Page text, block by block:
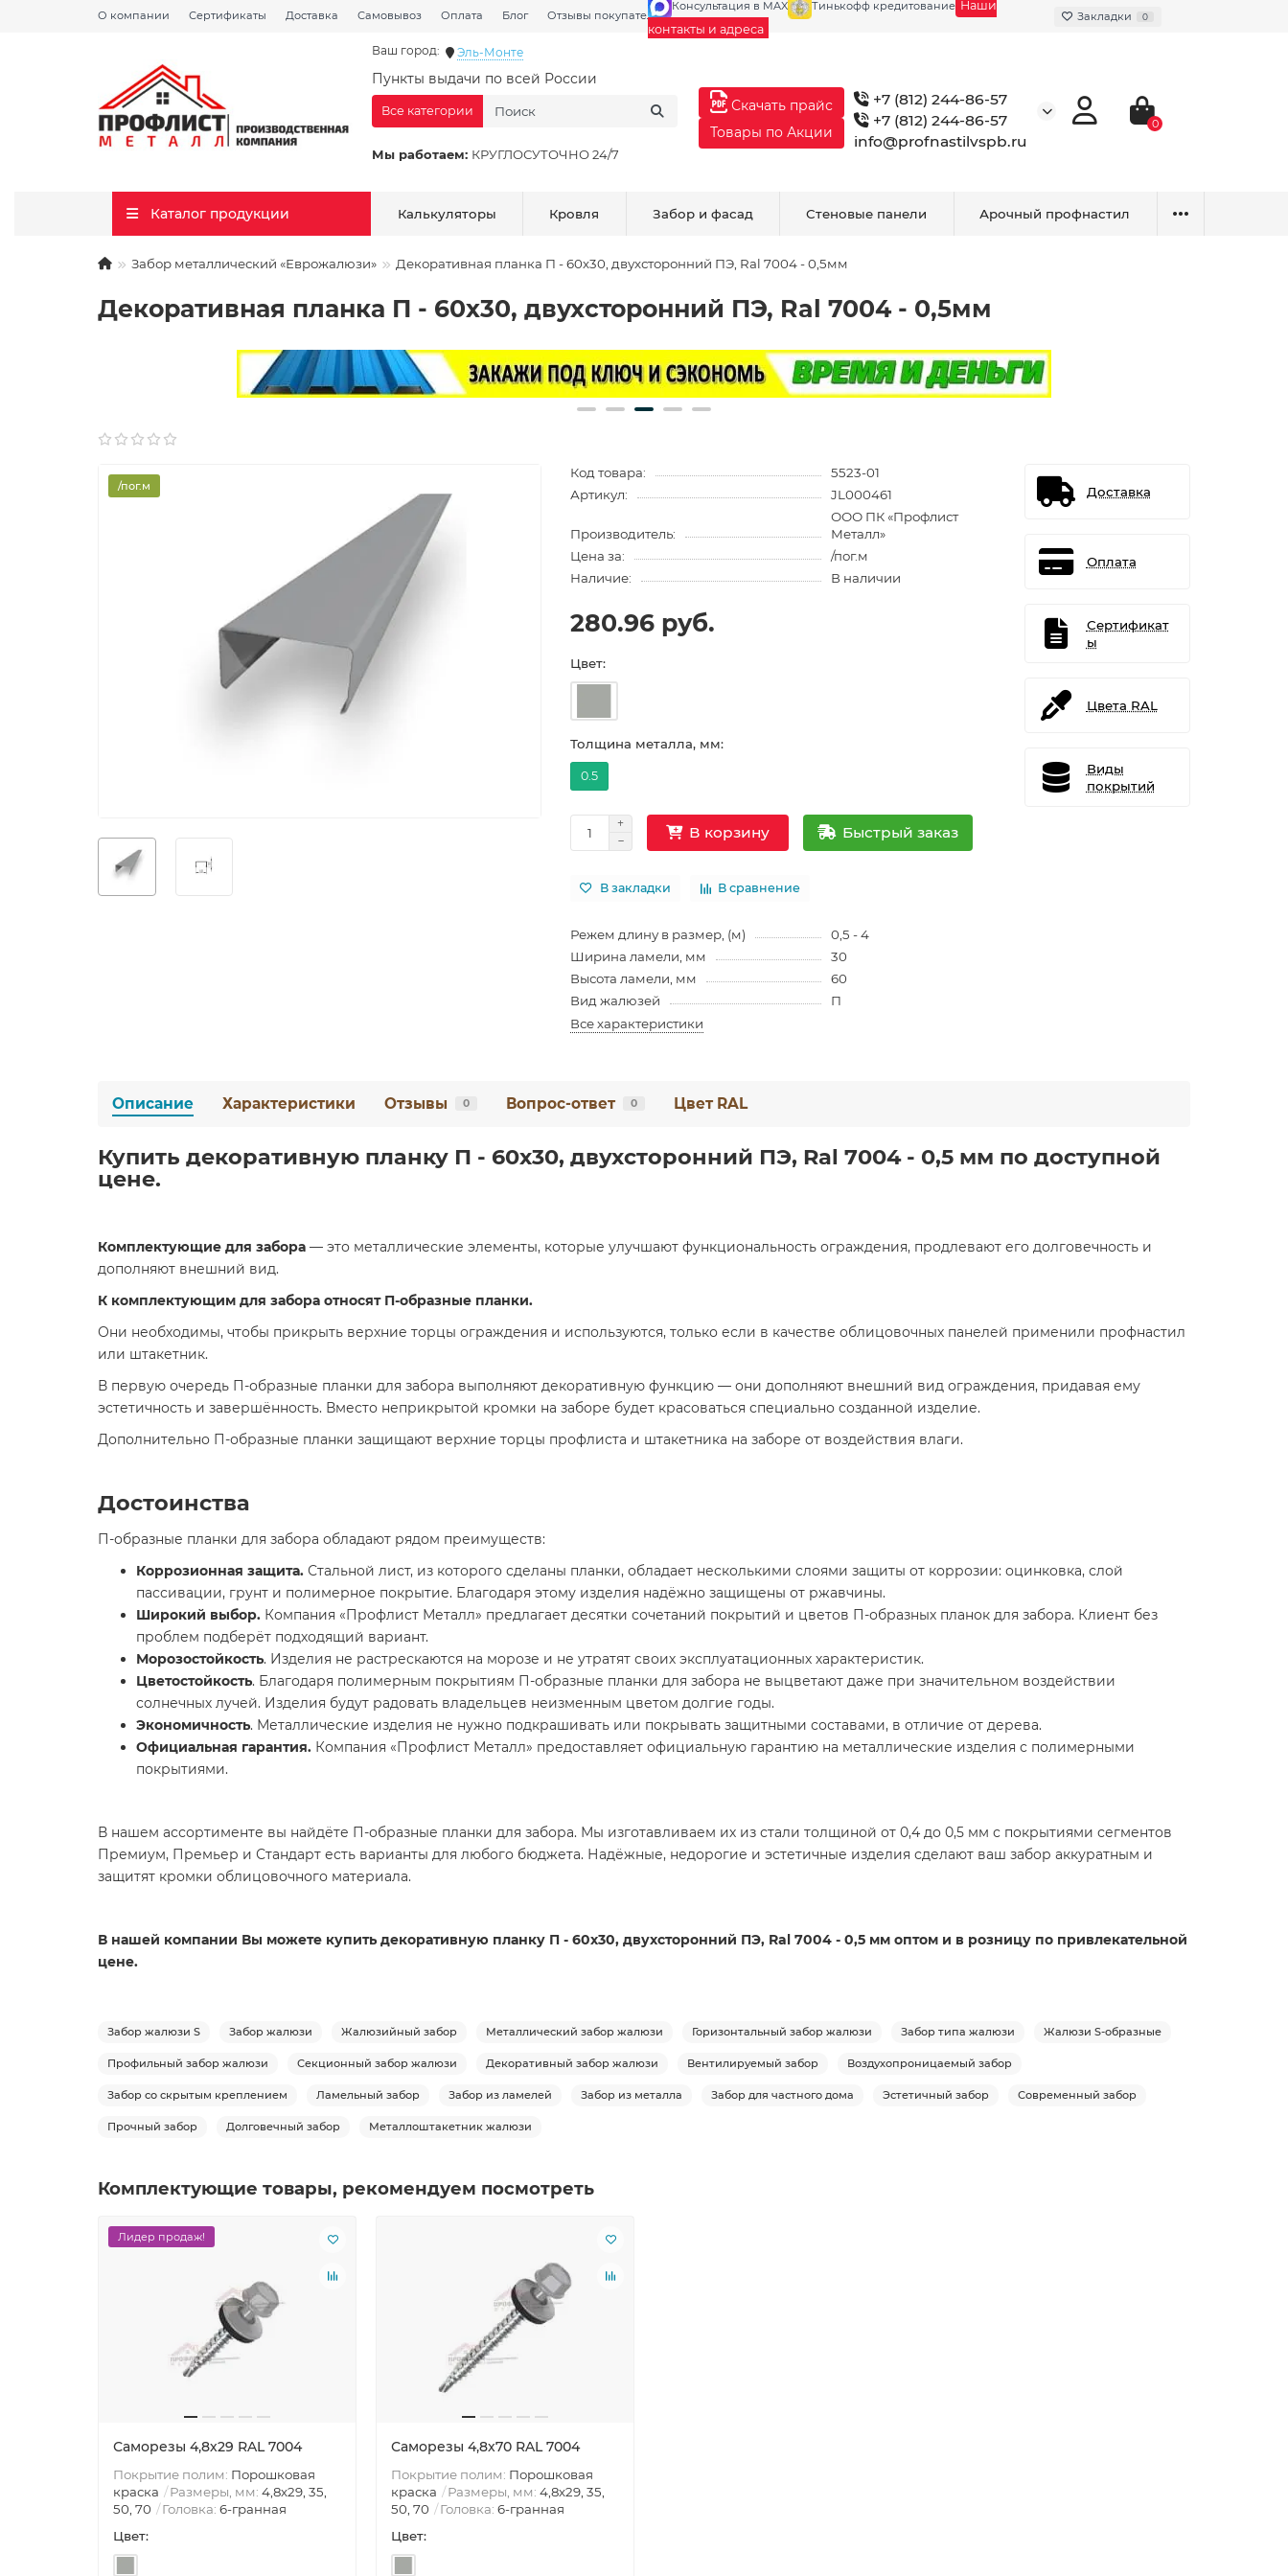
О компании Сертификаты Доставка Самовывоз Оплата Блог Отзывы покупателей Галерея
Консультация в MAX Тинькофф кредитование Наши
контакты и адреса
Закладки 0
Ваш город: Эль-Монте
Пункты выдачи по всей России
Мы работаем: КРУГЛОСУТОЧНО 24/7
Все категории
Скачать прайс
Товары по Акции
+7 (812) 244-86-57
+7 (812) 244-86-57
info@profnastilvspb.ru
0
Каталог продукции Калькуляторы Кровля Забор и фасад Стеновые панели Арочный профнастил
Забор металлический «Еврожалюзи» Декоративная планка П - 60х30, двухсторонний ПЭ, Ral 7004 - 0,5мм
Декоративная планка П - 60х30, двухсторонний ПЭ, Ral 7004 - 0,5мм
/пог.м
Код товара:
5523-01
Артикул:
JL000461
Производитель:
ООО ПК «Профлист
Металл»
Цена за:
/пог.м
Наличие:
В наличии
280.96 руб.
Цвет:
Толщина металла, мм:
0.5
В корзину Быстрый заказ
В закладки В сравнение
Режем длину в размер, (м)
0,5 - 4
Ширина ламели, мм
30
Высота ламели, мм
60
Вид жалюзей
П
Все характеристики
Доставка
Оплата
Сертификат
ы
Цвета RAL
Виды
покрытий
Описание Характеристики Отзывы 0 Вопрос-ответ 0 Цвет RAL
Купить декоративную планку П - 60х30, двухсторонний ПЭ, Ral 7004 - 0,5 мм по доступной
цене.
Комплектующие для забора — это металлические элементы, которые улучшают функциональность ограждения, продлевают его долговечность и
дополняют внешний вид.
К комплектующим для забора относят П-образные планки.
Они необходимы, чтобы прикрыть верхние торцы ограждения и используются, только если в качестве облицовочных панелей применили профнастил
или штакетник.
В первую очередь П-образные планки для забора выполняют декоративную функцию — они дополняют внешний вид ограждения, придавая ему
эстетичность и завершённость. Вместо неприкрытой кромки на заборе будет красоваться специально созданной изделие.
Дополнительно П-образные планки защищают верхние торцы профлиста и штакетника на заборе от воздействия влаги.
Достоинства
П-образные планки для забора обладают рядом преимуществ:
Коррозионная защита. Стальной лист, из которого сделаны планки, обладает несколькими слоями защиты от коррозии: оцинковка, слой
пассивации, грунт и полимерное покрытие. Благодаря этому изделия надёжно защищены от ржавчины.
Широкий выбор. Компания «Профлист Металл» предлагает десятки сочетаний покрытий и цветов П-образных планок для забора. Клиент без
проблем подберёт подходящий вариант.
Морозостойкость. Изделия не растрескаются на морозе и не утратят своих эксплуатационных характеристик.
Цветостойкость. Благодаря полимерным покрытиям П-образные планки для забора не выцветают даже при значительном воздействии
солнечных лучей. Изделия будут радовать владельцев неизменным цветом долгие годы.
Экономичность. Металлические изделия не нужно подкрашивать или покрывать защитными составами, в отличие от дерева.
Официальная гарантия. Компания «Профлист Металл» предоставляет официальную гарантию на металлические изделия с полимерными
покрытиями.
В нашем ассортименте вы найдёте П-образные планки для забора. Мы изготавливаем их из стали толщиной от 0,4 до 0,5 мм с покрытиями сегментов
Премиум, Премьер и Стандарт есть варианты для любого бюджета. Надёжные, недорогие и эстетичные изделия сделают ваш забор аккуратным и
защитят кромки облицовочного материала.
В нашей компании Вы можете купить декоративную планку П - 60х30, двухсторонний ПЭ, Ral 7004 - 0,5 мм оптом и в розницу по привлекательной
цене.
Забор жалюзи S Забор жалюзи Жалюзийный забор Металлический забор жалюзи Горизонтальный забор жалюзи Забор типа жалюзи Жалюзи S-образные
Профильный забор жалюзи Секционный забор жалюзи Декоративный забор жалюзи Вентилируемый забор Воздухопроницаемый забор
Забор со скрытым креплением Ламельный забор Забор из ламелей Забор из металла Забор для частного дома Эстетичный забор Современный забор
Прочный забор Долговечный забор Металлоштакетник жалюзи
Комплектующие товары, рекомендуем посмотреть
Лидер продаж!
Саморезы 4,8х29 RAL 7004
Покрытие полим: Порошковая
краска
Размеры, мм: 4,8х29, 35,
50, 70
Головка: 6-гранная
Цвет:
Саморезы 4,8х70 RAL 7004
Покрытие полим: Порошковая
краска
Размеры, мм: 4,8х29, 35,
50, 70
Головка: 6-гранная
Цвет: